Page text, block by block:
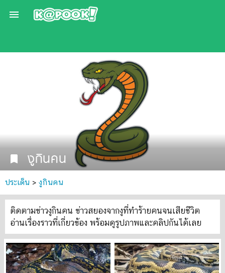

bookmark งูกินคน
ประเด็น > งูกินคน
ติดตามข่าวงูกินคน ข่าวสยองจากงูที่ทำร้ายคนจนเสียชีวิต
อ่านเรื่องราวที่เกี่ยวข้อง พร้อมดูรูปภาพและคลิปกันได้เลย